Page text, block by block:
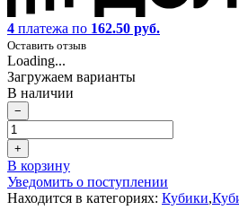
4 платежа по 162.50 руб.
Оставить отзыв
Loading...
Загружаем варианты
В наличии
−
+
В корзину
Уведомить о поступлении
Находится в категориях: Кубики,